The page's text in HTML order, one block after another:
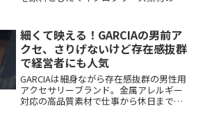
ションについて解説します。さらにおし
ゃれな着こなしやコーディネートのアイ
ディアも豊富にご紹介。寒い冬でも快適
に過ごせるアルマディラパンツの魅力を
ご覧ください。
細くて映える！GARCIAの男前ア
クセ、さりげないけど存在感抜群
で経営者にも人気
GARCIAは細身ながら存在感抜群の男性用
アクセサリーブランド。金属アレルギー
対応の高品質素材で仕事から休日まで使